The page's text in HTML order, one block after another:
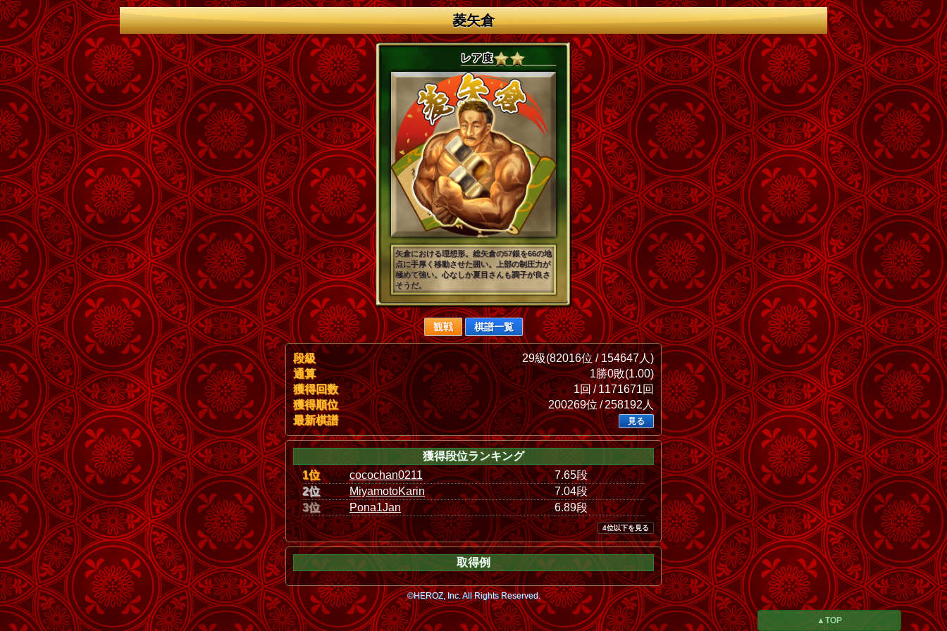
菱矢倉
矢倉における理想形。総矢倉の57銀を66の地
点に手厚く移動させた囲い。上部の制圧力が
極めて強い。心なしか夏目さんも調子が良さ
そうだ。
観戦 棋譜一覧
段級
29級(82016位 / 154647人)
通算
1勝0敗(1.00)
獲得回数
1回 / 1171671回
獲得順位
200269位 / 258192人
最新棋譜
見る
獲得段位ランキング
1位
cocochan0211
7.65段
2位
MiyamotoKarin
7.04段
3位
Pona1Jan 6.89段
4位以下を見る
取得例
©HEROZ, Inc. All Rights Reserved.
▲TOP